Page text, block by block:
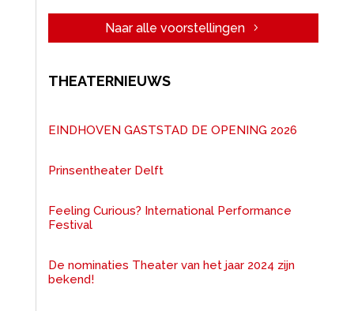
Naar alle voorstellingen
THEATERNIEUWS
EINDHOVEN GASTSTAD DE OPENING 2026
Prinsentheater Delft
Feeling Curious? International Performance
Festival
De nominaties Theater van het jaar 2024 zijn
bekend!